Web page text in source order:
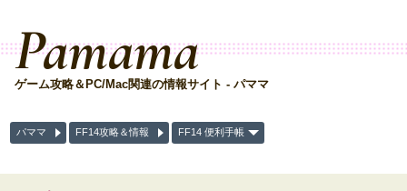
Pamama
ゲーム攻略＆PC/Mac関連の情報サイト - パママ
パママ FF14攻略＆情報 FF14 便利手帳